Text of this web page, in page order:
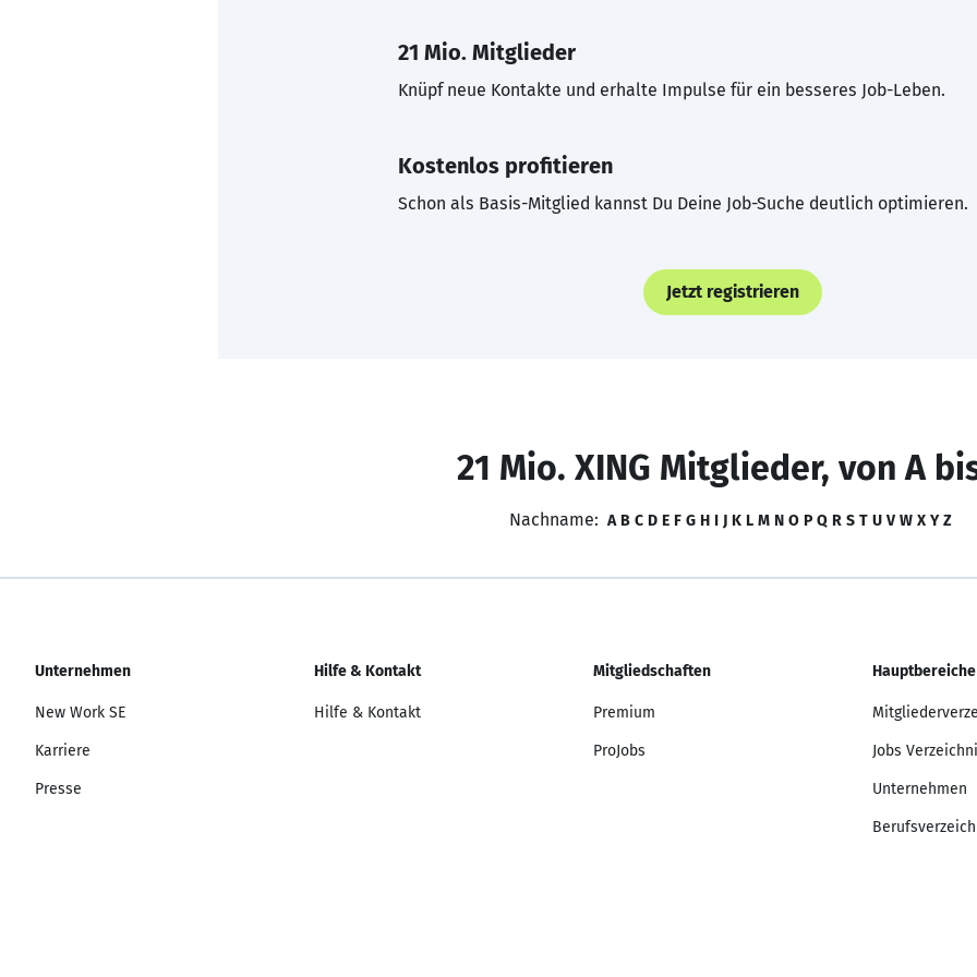
21 Mio. Mitglieder
Knüpf neue Kontakte und erhalte Impulse für ein besseres Job-Leben.
Kostenlos profitieren
Schon als Basis-Mitglied kannst Du Deine Job-Suche deutlich optimieren.
Jetzt registrieren
21 Mio. XING Mitglieder, von A
Nachname: A B C D E F G H I J K L M N O P Q R S T U V W X Y Z
Unternehmen
New Work SE
Karriere
Presse
Hilfe & Kontakt
Hilfe & Kontakt
Mitgliedschaften
Premium
ProJobs
Hauptbereiche
Jobs
Unternehmen